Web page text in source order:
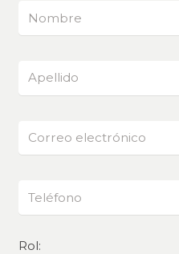
Rol: